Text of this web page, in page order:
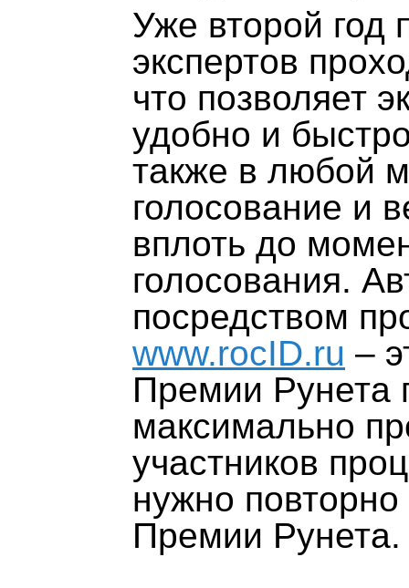
Уже второй год
экспертов
что позволяет
удобно и
также в любой
голосование и
вплоть до
голосования.
посредством
www.rocID.ru –
Премии Рунета
максимально
участников
нужно повторно
Премии Рунета.